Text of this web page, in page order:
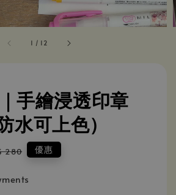
1 / 12
手繪浸透印章
水可上色）
280 優惠